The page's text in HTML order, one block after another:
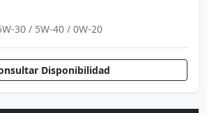
30 / 5W-40 / 0W-20
Disponibilidad